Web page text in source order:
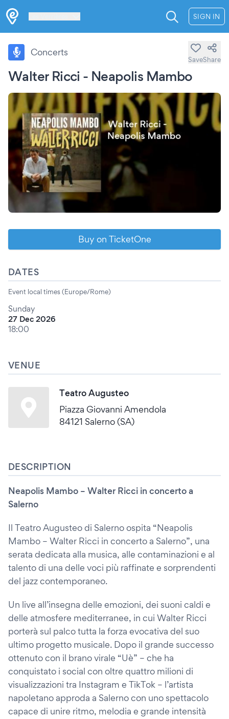
SIGN IN
Walter Ricci - Neapolis Mambo
Concerts
SaveShare
Buy on TicketOne
DATES
Event local times (Europe/Rome)
Sunday
27 Dec 2026
18:00
VENUE
Teatro Augusteo
Piazza Giovanni Amendola
84121 Salerno (SA)
DESCRIPTION
Neapolis Mambo – Walter Ricci in concerto a
Salerno
Il Teatro Augusteo di Salerno ospita “Neapolis
Mambo – Walter Ricci in concerto a Salerno”, una
serata dedicata alla musica, alle contaminazioni e al
talento di una delle voci più raffinate e sorprendenti
del jazz contemporaneo.
Un live all’insegna delle emozioni, dei suoni caldi e
delle atmosfere mediterranee, in cui Walter Ricci
porterà sul palco tutta la forza evocativa del suo
ultimo progetto musicale. Dopo il grande successo
ottenuto con il brano virale “Uè” – che ha
conquistato i social con oltre quattro milioni di
visualizzazioni tra Instagram e TikTok – l’artista
napoletano approda a Salerno con uno spettacolo
capace di unire ritmo, melodia e grande intensità